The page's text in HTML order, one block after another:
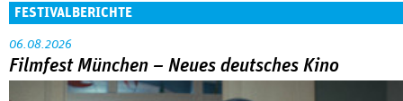
FESTIVALBERICHTE
06.08.2026
Filmfest München – Neues deutsches Kino